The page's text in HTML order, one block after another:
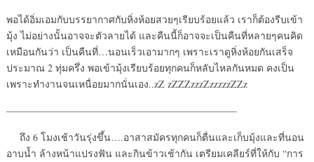
พอได้อิ่มเอมกับบรรยากาศกับหิ่งห้อยสวยๆเรียบร้อยแล้ว เราก็ต้องรีบเข้า
มุ้ง ไม่อย่างนั้นอาจจะตัวลายได้ และคืนนี้ก็อาจจะเป็นคืนที่หลายๆคนคิด
เหมือนกันว่า เป็นคืนที่…นอนเร็วเอามากๆ เพราะเราดูหิ่งห้อยกันเสร็จ
ประมาณ 2 ทุ่มครึ่ง พอเข้ามุ้งเรียบร้อยทุกคนก็หลับไหลกันหมด คงเป็น
เพราะทำงานจนเหนื่อยมากนั่นเอง..zZ zZZZzzzZzzzzzZZz
———————————————————————–
ถึง 6 โมงเช้าวันรุ่งขึ้น….อาสาสมัครทุกคนก็ตื่นและเก็บมุ้งและที่นอน
อาบน้ำ ล้างหน้าแปรงฟัน และกินข้าวเช้ากัน เตรียมเคลียร์ที่ให้กับ “การ